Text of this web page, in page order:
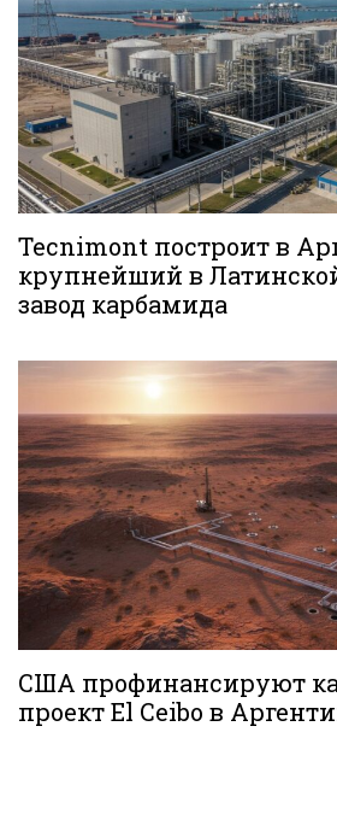
Tecnimont построит в
крупнейший в
завод карбамида
США профинансируют
проект El Ceibo в